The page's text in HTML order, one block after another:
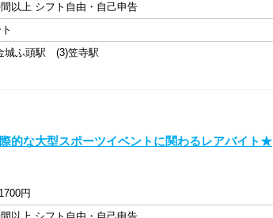
以上 シフト自由・自己申告
城ふ頭駅 (3)笠寺駅
的な大型スポーツイベントに関わるレアバイト★
円